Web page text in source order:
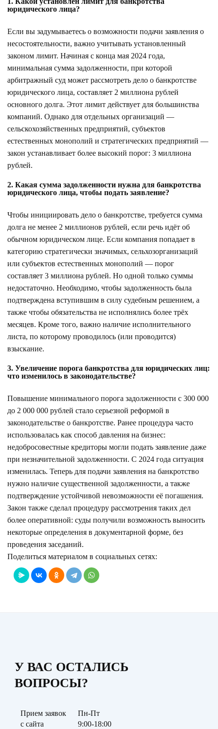
юридического лица?
Если вы задумываетесь о возможности подачи заявления о
несостоятельности, важно учитывать установленный
законом лимит. Начиная с конца мая 2024 года,
минимальная сумма задолженности, при которой
арбитражный суд может рассмотреть дело о банкротстве
юридического лица, составляет 2 миллиона рублей
основного долга. Этот лимит действует для большинства
компаний. Однако для отдельных организаций —
сельскохозяйственных предприятий, субъектов
естественных монополий и стратегических предприятий —
закон устанавливает более высокий порог: 3 миллиона
рублей.
2. Какая сумма задолженности нужна для банкротства
юридического лица, чтобы подать заявление?
Чтобы инициировать дело о банкротстве, требуется сумма
долга не менее 2 миллионов рублей, если речь идёт об
обычном юридическом лице. Если компания попадает в
категорию стратегически значимых, сельхозорганизаций
или субъектов естественных монополий — порог
составляет 3 миллиона рублей. Но одной только суммы
недостаточно. Необходимо, чтобы задолженность была
подтверждена вступившим в силу судебным решением, а
также чтобы обязательства не исполнялись более трёх
месяцев. Кроме того, важно наличие исполнительного
листа, по которому проводилось (или проводится)
взыскание.
3. Увеличение порога банкротства для юридических лиц:
что изменилось в законодательстве?
Повышение минимального порога задолженности с 300 000
до 2 000 000 рублей стало серьезной реформой в
законодательстве о банкротстве. Ранее процедура часто
использовалась как способ давления на бизнес:
недобросовестные кредиторы могли подать заявление даже
при незначительной задолженности. С 2024 года ситуация
изменилась. Теперь для подачи заявления на банкротство
нужно наличие существенной задолженности, а также
подтверждение устойчивой невозможности её погашения.
Закон также сделал процедуру рассмотрения таких дел
более оперативной: суды получили возможность выносить
некоторые определения в документарной форме, без
проведения заседаний.
Поделиться материалом в социальных сетях:
У ВАС ОСТАЛИСЬ
ВОПРОСЫ?
Прием заявок
с сайта
Пн-Пт
9:00-18:00